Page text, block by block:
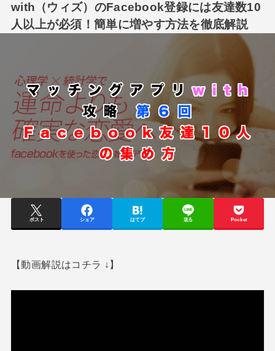
with（ウィズ）のFacebook登録には友達数10
人以上が必須！簡単に増やす方法を徹底解説
ポスト シェア はてブ 送る Pocket
【動画解説はコチラ ↓】